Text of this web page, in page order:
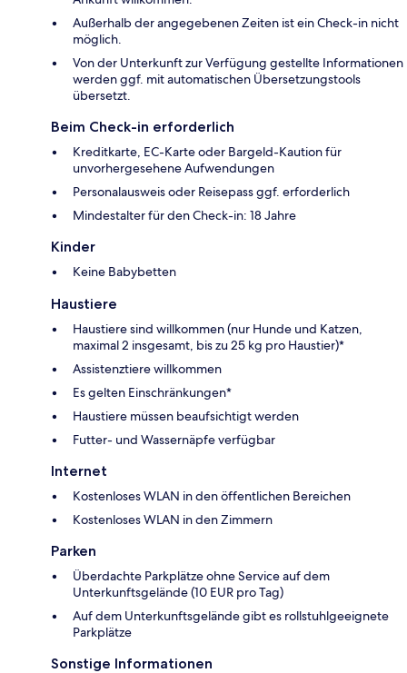
Außerhalb der angegebenen Zeiten ist ein Check-in nicht
möglich.
Von der Unterkunft zur Verfügung gestellte Informationen
werden ggf. mit automatischen Übersetzungstools
übersetzt.
Beim Check-in erforderlich
Kreditkarte, EC-Karte oder Bargeld-Kaution für
unvorhergesehene Aufwendungen
Personalausweis oder Reisepass ggf. erforderlich
Mindestalter für den Check-in: 18 Jahre
Kinder
Keine Babybetten
Haustiere
Haustiere sind willkommen (nur Hunde und Katzen,
maximal 2 insgesamt, bis zu 25 kg pro Haustier)*
Assistenztiere willkommen
Es gelten Einschränkungen*
Haustiere müssen beaufsichtigt werden
Futter- und Wassernäpfe verfügbar
Internet
Kostenloses WLAN in den öffentlichen Bereichen
Kostenloses WLAN in den Zimmern
Parken
Überdachte Parkplätze ohne Service auf dem
Unterkunftsgelände (10 EUR pro Tag)
Auf dem Unterkunftsgelände gibt es rollstuhlgeeignete
Parkplätze
Sonstige Informationen